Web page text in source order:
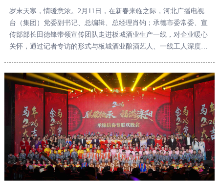
岁末天寒，情暖意浓。2月11日，在新春来临之际，河北广播电视
台（集团）党委副书记、总编辑、总经理肖钧；承德市委常委、宣
传部部长田德锋带领宣传团队走进板城酒业生产一线，对企业暖心
关怀，通过记者专访的形式与板城酒业酿酒艺人、一线工人深度对